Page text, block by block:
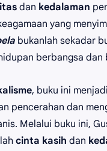
dan kedalaman
yang
bukanlah sekadar
berbangsa dan
, buku ini
pencerahan dan
Melalui buku ini,
cinta kasih dan